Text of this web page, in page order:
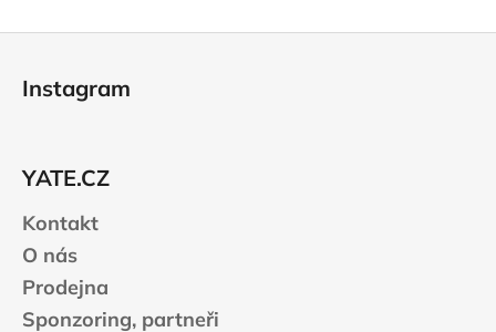
Instagram
YATE.CZ
Kontakt
O nás
Prodejna
Sponzoring, partneři